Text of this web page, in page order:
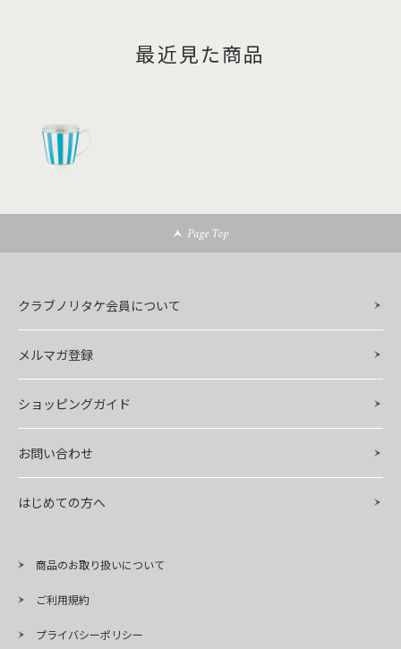
最近見た商品
Page Top
クラブノリタケ会員について
メルマガ登録
ショッピングガイド
お問い合わせ
はじめての方へ
商品のお取り扱いについて
ご利用規約
プライバシーポリシー